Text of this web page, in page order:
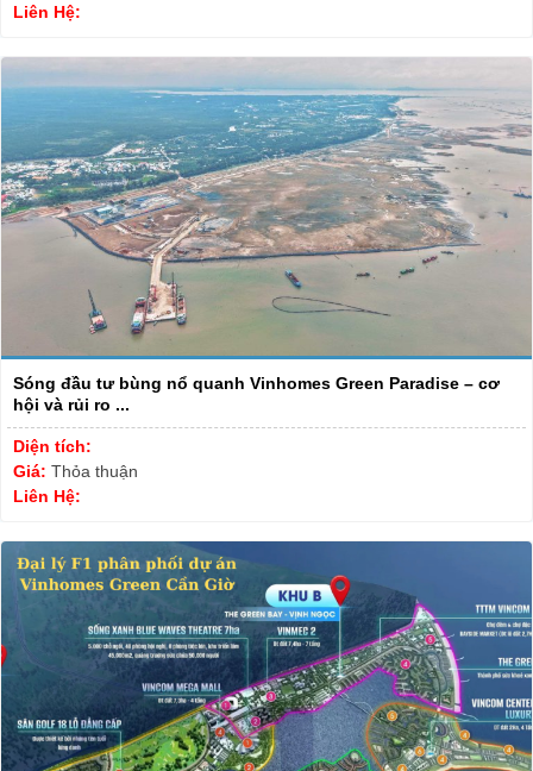
Liên Hệ:
Sóng đầu tư bùng nổ quanh Vinhomes Green Paradise – cơ
hội và rủi ro ...
Diện tích:
Giá: Thỏa thuận
Liên Hệ: